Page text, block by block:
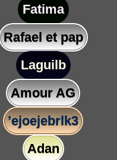
Fatima
Rafael et pap
Laguilb
Amour AG
’ejoejebrlk3
Adan